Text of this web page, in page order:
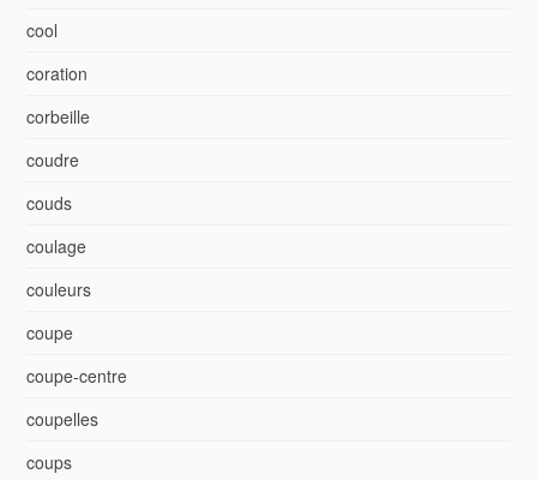
cool
coration
corbeille
coudre
couds
coulage
couleurs
coupe
coupe-centre
coupelles
coups